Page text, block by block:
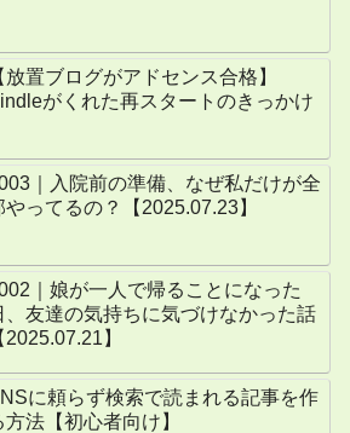
放置ブログがアドセンス合格】
がくれた再スタートのきっかけ
｜入院前の準備、なぜ私だけが全
やってるの？【2025.07.23】
｜娘が一人で帰ることになった
、友達の気持ちに気づけなかった話
2025.07.21】
に頼らず検索で読まれる記事を作
方法【初心者向け】